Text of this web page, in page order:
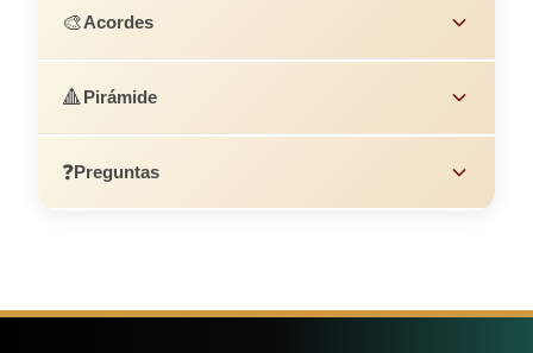
🎨Acordes
🔺Pirámide
❓Preguntas